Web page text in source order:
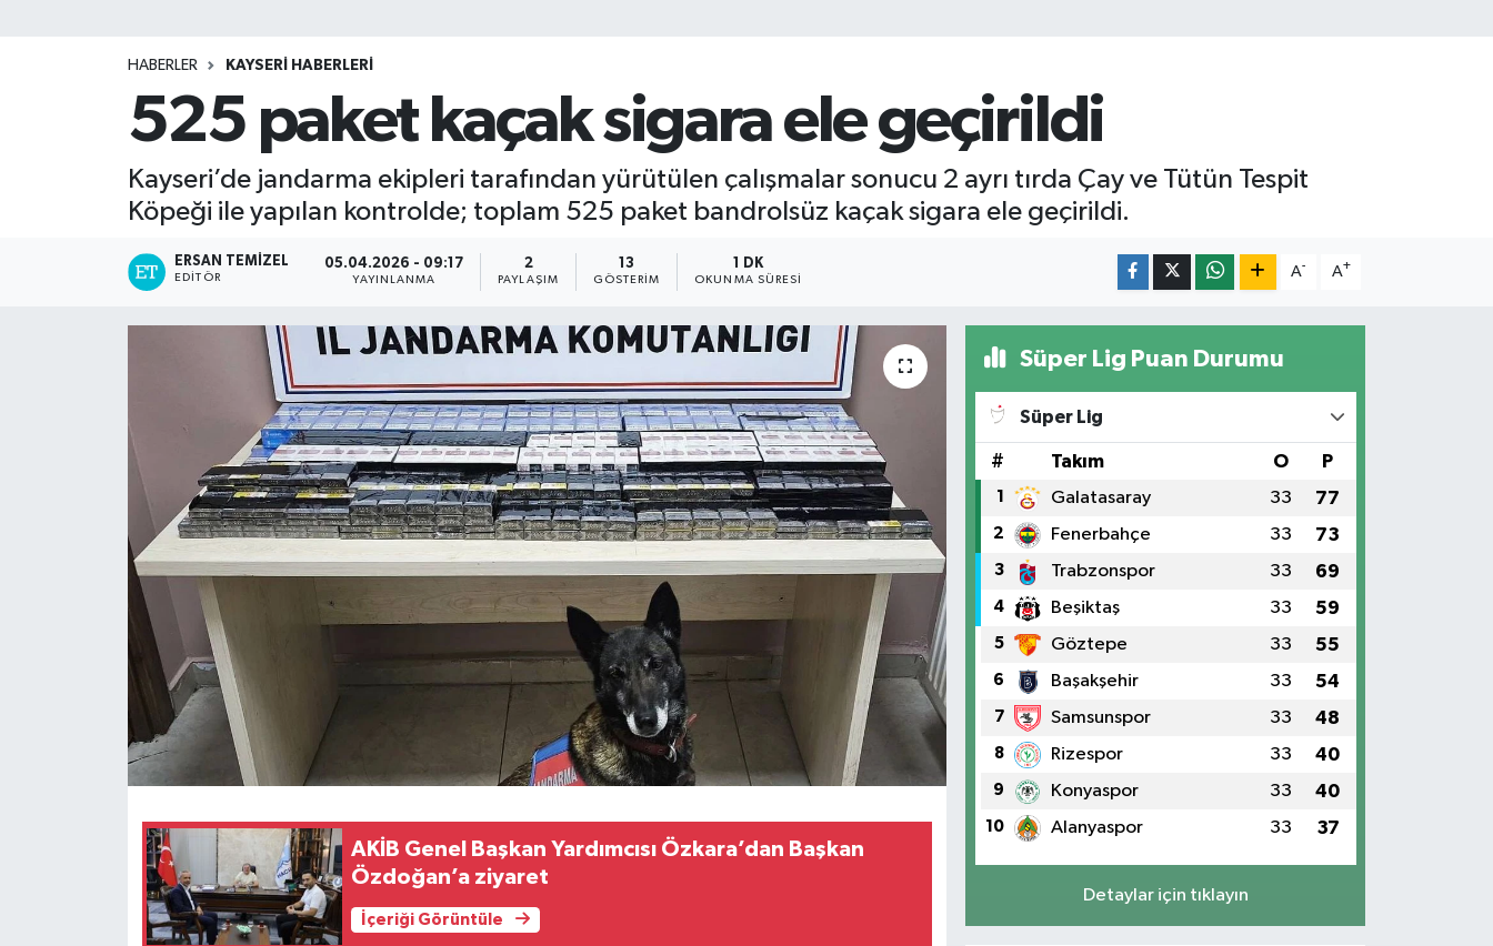
HABERLER KAYSERİ HABERLERİ
525 paket kaçak sigara ele geçirildi
Kayseri’de jandarma ekipleri tarafından yürütülen çalışmalar sonucu 2 ayrı tırda Çay ve Tütün Tespit
Köpeği ile yapılan kontrolde; toplam 525 paket bandrolsüz kaçak sigara ele geçirildi.
ERSAN TEMIZEL
EDITÖR
05.04.2026 - 09:17
YAYINLANMA
2
PAYLAŞIM
13
GÖSTERIM
1 DK
OKUNMA SÜRESI
A- A+
AKİB Genel Başkan Yardımcısı Özkara’dan Başkan
Özdoğan’a ziyaret
İçeriği Görüntüle
Süper Lig Puan Durumu
Süper Lig
# Takım O P
1 Galatasaray 33 77
2 Fenerbahçe 33 73
3 Trabzonspor 33 69
4 Beşiktaş 33 59
5 Göztepe 33 55
6 Başakşehir 33 54
7 Samsunspor 33 48
8 Rizespor 33 40
9 Konyaspor 33 40
10 Alanyaspor 33 37
Detaylar için tıklayın